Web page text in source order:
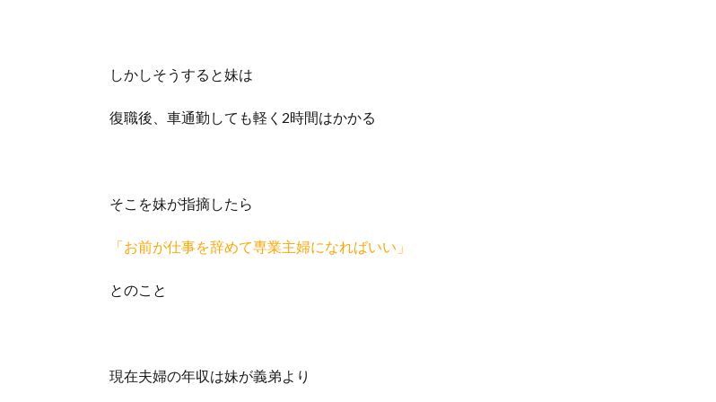
しかしそうすると妹は
復職後、車通勤しても軽く2時間はかかる
そこを妹が指摘したら
「お前が仕事を辞めて専業主婦になればいい」
とのこと
現在夫婦の年収は妹が義弟より